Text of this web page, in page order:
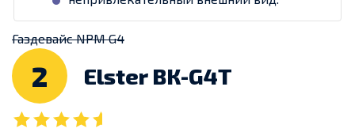
Газдевайс NPM G4
2 Elster ВК-G4Т